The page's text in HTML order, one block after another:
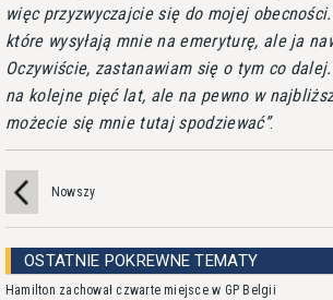
więc przyzwyczajcie się do mojej
które wysyłają mnie na emeryturę, ale ja
Oczywiście, zastanawiam się o tym co
na kolejne pięć lat, ale na pewno w
możecie się mnie tutaj spodziewać .
Nowszy
OSTATNIE POKREWNE TEMATY
Hamilton zachował czwarte miejsce w GP Belgii